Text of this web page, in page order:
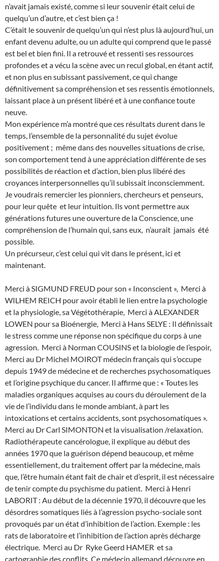
n’avait jamais existé, comme si leur souvenir était celui de
quelqu’un d’autre, et c’est bien ça !
C’était le souvenir de quelqu’un qui n’est plus là aujourd’hui, un
enfant devenu adulte, ou un adulte qui comprend que le passé
est bel et bien fini. Il a retrouvé et ressenti ses ressources
profondes et a vécu la scène avec un recul global, en étant actif,
et non plus en subissant passivement, ce qui change
définitivement sa compréhension et ses ressentis émotionnels,
laissant place à un présent libéré et à une confiance toute
neuve.
Mon expérience m’a montré que ces résultats durent dans le
temps, l’ensemble de la personnalité du sujet évolue
positivement ; même dans des nouvelles situations de crise,
son comportement tend à une appréciation différente de ses
possibilités de réaction et d’action, bien plus libéré des
croyances interpersonnelles qu’il subissait inconsciemment.
Je voudrais remercier les pionniers, chercheurs et penseurs,
pour leur quête et leur intuition. Ils vont permettre aux
générations futures une ouverture de la Conscience, une
compréhension de l’humain qui, sans eux, n’aurait jamais été
possible.
Un précurseur, c’est celui qui vit dans le présent, ici et
maintenant.
Merci à SIGMUND FREUD pour son « Inconscient », Merci à
WILHEM REICH pour avoir établi le lien entre la psychologie
et la physiologie, sa Végétothérapie, Merci à ALEXANDER
LOWEN pour sa Bioénergie, Merci à Hans SELYE : Il définissait
le stress comme une réponse non spécifique du corps à une
agression. Merci à Norman COUSINS et la biologie de l’espoir,
Merci au Dr Michel MOIROT médecin français qui s’occupe
depuis 1949 de médecine et de recherches psychosomatiques
et l’origine psychique du cancer. Il affirme que : « Toutes les
maladies organiques acquises au cours du déroulement de la
vie de l’individu dans le monde ambiant, à part les
intoxications et certains accidents, sont psychosomatiques ».
Merci au Dr Carl SIMONTON et la visualisation /relaxation.
Radiothérapeute cancérologue, il explique au début des
années 1970 que la guérison dépend beaucoup, et même
essentiellement, du traitement offert par la médecine, mais
que, l’être humain étant fait de chair et d’esprit, il est nécessaire
de tenir compte du psychisme du patient. Merci à Henri
LABORIT : Au début de la décennie 1970, il découvre que les
désordres somatiques liés à l’agression psycho-sociale sont
provoqués par un état d’inhibition de l’action. Exemple : les
rats de laboratoire et l’inhibition de l’action après décharge
électrique. Merci au Dr Ryke Geerd HAMER et sa
cartographie des conflits. Ce médecin allemand découvre en